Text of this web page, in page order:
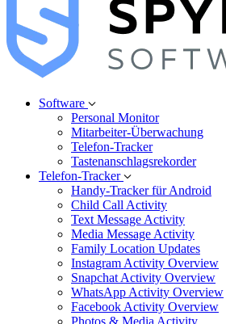
Software
Personal Monitor
Mitarbeiter-Überwachung
Telefon-Tracker
Tastenanschlagsrekorder
Telefon-Tracker
Handy-Tracker für Android
Child Call Activity
Text Message Activity
Media Message Activity
Family Location Updates
Instagram Activity Overview
Snapchat Activity Overview
WhatsApp Activity Overview
Facebook Activity Overview
Photos & Media Activity